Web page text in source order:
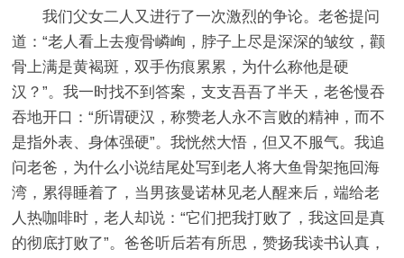
我们父女二人又进行了一次激烈的争论。老爸提问
道：“老人看上去瘦骨嶙峋，脖子上尽是深深的皱纹，颧
骨上满是黄褐斑，双手伤痕累累，为什么称他是硬
汉？”。我一时找不到答案，支支吾吾了半天，老爸慢吞
吞地开口：“所谓硬汉，称赞老人永不言败的精神，而不
是指外表、身体强硬”。我恍然大悟，但又不服气。我追
问老爸，为什么小说结尾处写到老人将大鱼骨架拖回海
湾，累得睡着了，当男孩曼诺林见老人醒来后，端给老
人热咖啡时，老人却说：“它们把我打败了，我这回是真
的彻底打败了”。爸爸听后若有所思，赞扬我读书认真，